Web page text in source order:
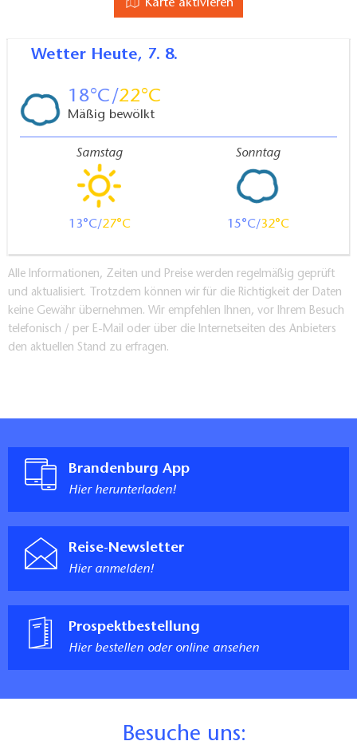
Karte aktivieren
Wetter Heute, 7. 8.
18 22
Mäßig bewölkt
Samstag
13 27
Sonntag
15 32
Alle Informationen, Zeiten und Preise werden regelmäßig geprüft
und aktualisiert. Trotzdem können wir für die Richtigkeit der Daten
keine Gewähr übernehmen. Wir empfehlen Ihnen, vor Ihrem Besuch
telefonisch / per E-Mail oder über die Internetseiten des Anbieters
den aktuellen Stand zu erfragen.
Brandenburg App
Hier herunterladen!
Reise-Newsletter
Hier anmelden!
Prospektbestellung
Hier bestellen oder online ansehen
Besuche uns: